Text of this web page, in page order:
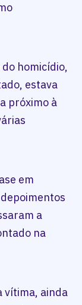
homicídio,
estava
próximo à
em
a
na
vítima, ainda